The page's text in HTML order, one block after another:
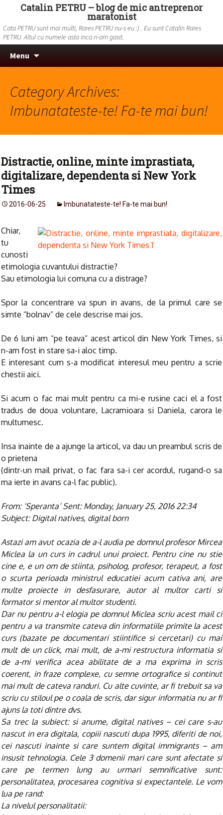
Catalin PETRU – blog de mic antreprenor
maratonist
Cata PETRU sunt mai multi, Rares PETRU nu-s eu :) . Eu sunt Catalin Rares
PETRU. Altul cu numele asta inca n-am gasit.
Menu
Category Archives:
Imbunatateste-te! Fa-te mai bun!
Distractie, online, minte imprastiata,
digitalizare, dependenta si New York
Times
2016-06-25 Imbunatateste-te! Fa-te mai bun!
Chiar,
tu
cunosti
etimologia cuvantului distractie?
Sau etimologia lui comuna cu a distrage?
Spor la concentrare va spun in avans, de la primul care se
simte “bolnav” de cele descrise mai jos.
De 6 luni am “pe teava” acest articol din New York Times, si
n-am fost in stare sa-i aloc timp.
E interesant cum s-a modificat interesul meu pentru a scrie
chestii aici.
Si acum o fac mai mult pentru ca mi-e rusine caci el a fost
tradus de doua voluntare, Lacramioara si Daniela, carora le
multumesc.
Insa inainte de a ajunge la articol, va dau un preambul scris de
o prietena
(dintr-un mail privat, o fac fara sa-i cer acordul, rugand-o sa
ma ierte in avans ca-l fac public).
From: ‘Speranta’Sent: Monday, January 25, 2016 22:34
Subject: Digital natives, digital born
Astazi am avut ocazia de a-l audia pe domnul profesor Mircea
Miclea la un curs in cadrul unui proiect. Pentru cine nu stie
cine e, e un om de stiinta, psiholog, profesor, terapeut, a fost
o scurta perioada ministrul educatiei acum cativa ani, are
multe proiecte in desfasurare, autor al multor carti si
formator si mentor al multor studenti.
Dar nu pentru a-l elogia pe domnul Miclea scriu acest mail ci
pentru a va transmite cateva din informatiile primite la acest
curs (bazate pe documentari stiintifice si cercetari) cu mai
mult de un click, mai mult, de a-mi restructura informatia si
de a-mi verifica acea abilitate de a ma exprima in scris
coerent, in fraze complexe, cu semne ortografice si continut
mai mult de cateva randuri. Cu alte cuvinte, ar fi trebuit sa va
scriu cu stiloul pe o coala de scris, dar sigur informatia nu ar fi
ajuns la toti dintre dvs.
Sa trec la subiect: si anume, digital natives – cei care s-au
nascut in era digitala, copiii nascuti dupa 1995, diferiti de noi,
cei nascuti inainte si care suntem digital immigrants – am
insusit tehnologia. Cele 3 domenii mari care sunt afectate si
care pe termen lung au urmari semnificative sunt:
personalitatea, procesarea cognitiva si expectantele. Le vom
lua pe rand:
La nivelul personalitatii: